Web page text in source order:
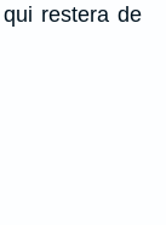
restera de